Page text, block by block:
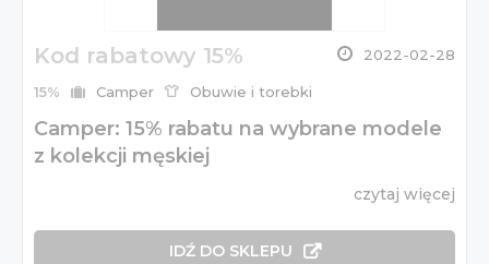
Kod rabatowy 15% 2022-02-28
15% Camper Obuwie i torebki
Camper: 15% rabatu na wybrane modele
z kolekcji męskiej
czytaj więcej
IDŹ DO SKLEPU